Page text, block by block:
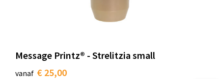
Message Printz® - Strelitzia small
vanaf € 25,00